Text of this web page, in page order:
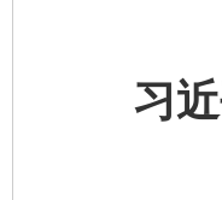
习近